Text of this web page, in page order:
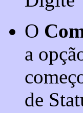
O
a
de